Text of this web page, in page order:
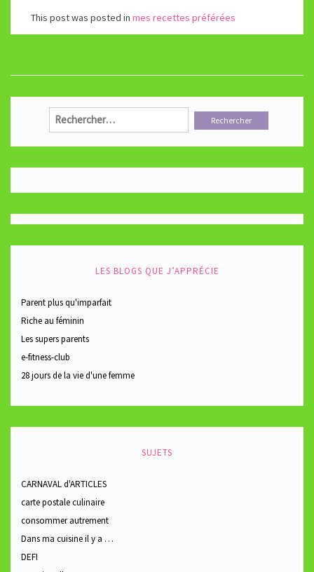
This post was posted in mes recettes préférées
Rechercher :
LES BLOGS QUE J’APPRÉCIE
Parent plus qu'imparfait
Riche au féminin
Les supers parents
e-fitness-club
28 jours de la vie d'une femme
SUJETS
CARNAVAL d'ARTICLES
carte postale culinaire
consommer autrement
Dans ma cuisine il y a …
DEFI